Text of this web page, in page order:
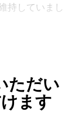
持していまし
ただい
ます